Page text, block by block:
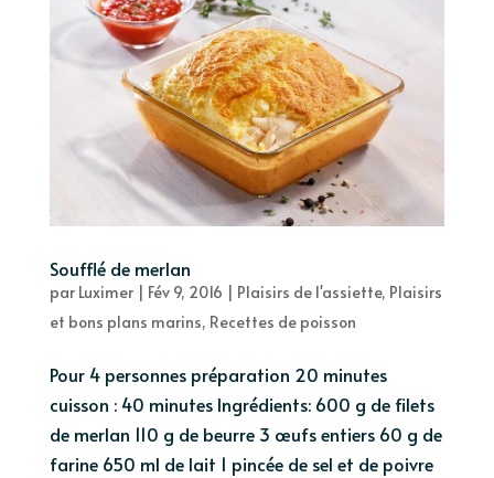
Soufflé de merlan
par Luximer| Fév 9, 2016 Plaisirs de l'assiette, Plaisirs
et bons plans marins, Recettes de poisson
Pour 4 personnes préparation 20 minutes
cuisson : 40 minutes Ingrédients: 600 g de filets
de merlan 110 g de beurre 3 œufs entiers 60 g de
farine 650 ml de lait 1 pincée de sel et de poivre